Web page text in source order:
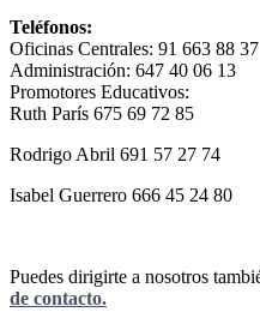
Teléfonos:
Oficinas Centrales: 91 663 88 37
Administración: 647 40 06 13
Promotores Educativos:
Ruth París 675 69 72 85
Rodrigo Abril 691 57 27 74
Isabel Guerrero 666 45 24 80
Puedes dirigirte a nosotros
de contacto.